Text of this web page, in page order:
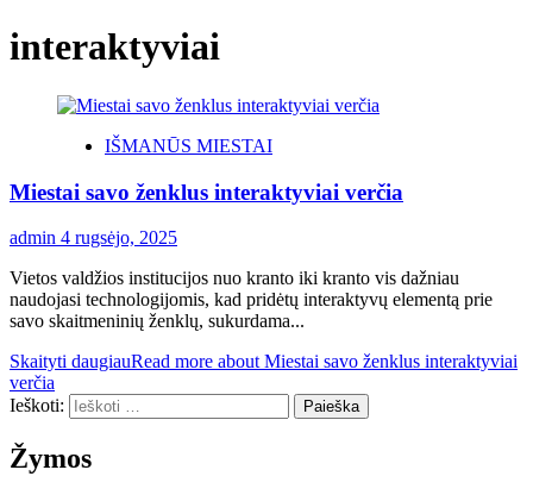
interaktyviai
IŠMANŪS MIESTAI
Miestai savo ženklus interaktyviai verčia
admin 4 rugsėjo, 2025
Vietos valdžios institucijos nuo kranto iki kranto vis dažniau
naudojasi technologijomis, kad pridėtų interaktyvų elementą prie
savo skaitmeninių ženklų, sukurdama...
Skaityti daugiauRead more about Miestai savo ženklus interaktyviai
verčia
Ieškoti:
Žymos